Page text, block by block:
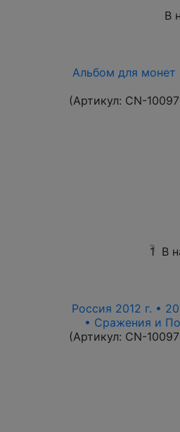
В
Альбом для монет
(Артикул: CN-
1 В
Россия 2012 г. •
• Сражения и
(Артикул: CN-10097